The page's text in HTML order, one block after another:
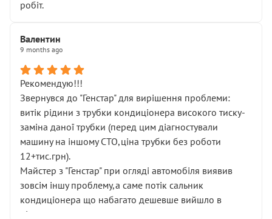
робіт.
Валентин
9 months ago
Рекомендую!!!
Звернувся до "Генстар" для вирішення проблеми:
витік рідини з трубки кондиціонера високого тиску-
заміна даної трубки (перед цим діагностували
машину на іншому СТО,ціна трубки без роботи
12+тис.грн).
Майстер з "Генстар" при огляді автомобіля виявив
зовсім іншу проблему,а саме потік сальник
кондиціонера що набагато дешевше вийшло в
підсумку.